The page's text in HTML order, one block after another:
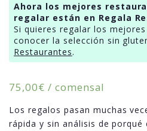
Ahora los mejores
regalar están en Regala
Si quieres regalar los
conocer la selección sin
Restaurantes.
75,00€ / comensal
Los regalos pasan muchas
rápida y sin análisis de porqué